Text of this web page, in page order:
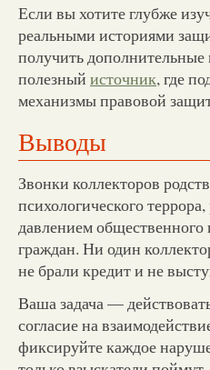
Если вы хотите глубже
реальными историями
получить
полезный источник, где
механизмы правовой
Выводы
Звонки коллекторов
психологического
давлением
граждан. Ни один
не брали кредит и не
Ваша задача —
согласие на
фиксируйте каждое